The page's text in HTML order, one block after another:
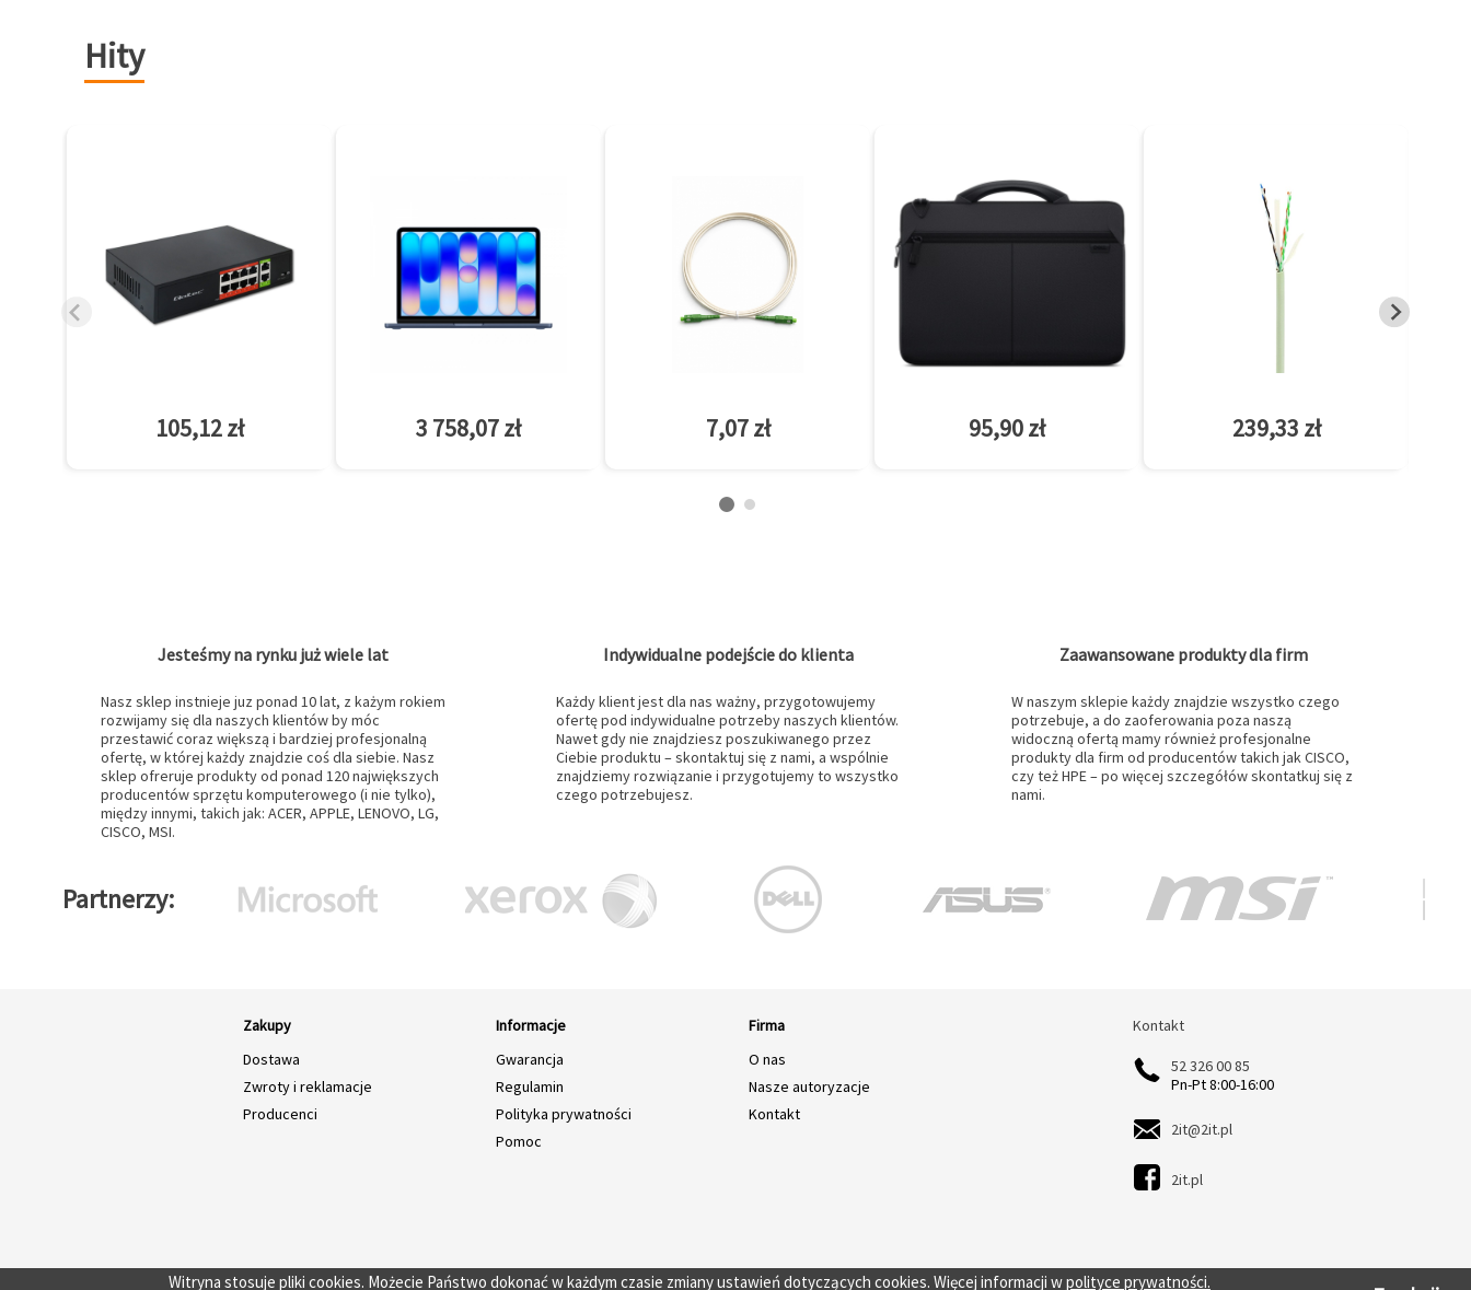
Hity
105,12 zł 3 758,07 zł 7,07 zł 95,90 zł 239,33 zł
Jesteśmy na rynku już wiele lat
Nasz sklep instnieje juz ponad 10 lat, z każym rokiem
rozwijamy się dla naszych klientów by móc
przestawić coraz większą i bardziej profesjonalną
ofertę, w której każdy znajdzie coś dla siebie. Nasz
sklep ofreruje produkty od ponad 120 największych
producentów sprzętu komputerowego (i nie tylko),
między innymi, takich jak: ACER, APPLE, LENOVO, LG,
CISCO, MSI.
Indywidualne podejście do klienta
Każdy klient jest dla nas ważny, przygotowujemy
ofertę pod indywidualne potrzeby naszych klientów.
Nawet gdy nie znajdziesz poszukiwanego przez
Ciebie produktu – skontaktuj się z nami, a wspólnie
znajdziemy rozwiązanie i przygotujemy to wszystko
czego potrzebujesz.
Zaawansowane produkty dla firm
W naszym sklepie każdy znajdzie wszystko czego
potrzebuje, a do zaoferowania poza naszą
widoczną ofertą mamy również profesjonalne
produkty dla firm od producentów takich jak CISCO,
czy też HPE – po więcej szczegółów skontatkuj się z
nami.
Partnerzy
Zakupy
Dostawa
Zwroty i reklamacje
Producenci
Informacje
Gwarancja
Regulamin
Polityka prywatności
Pomoc
Firma
O nas
Nasze autoryzacje
Kontakt
Kontakt
Kontakt
52 326 00 85
Pn-Pt 8:00-16:00
2it@2it.pl
2it.pl
Witryna stosuje pliki cookies. Możecie Państwo dokonać w każdym czasie zmiany ustawień dotyczących cookies. Więcej informacji wpolityce prywatności.